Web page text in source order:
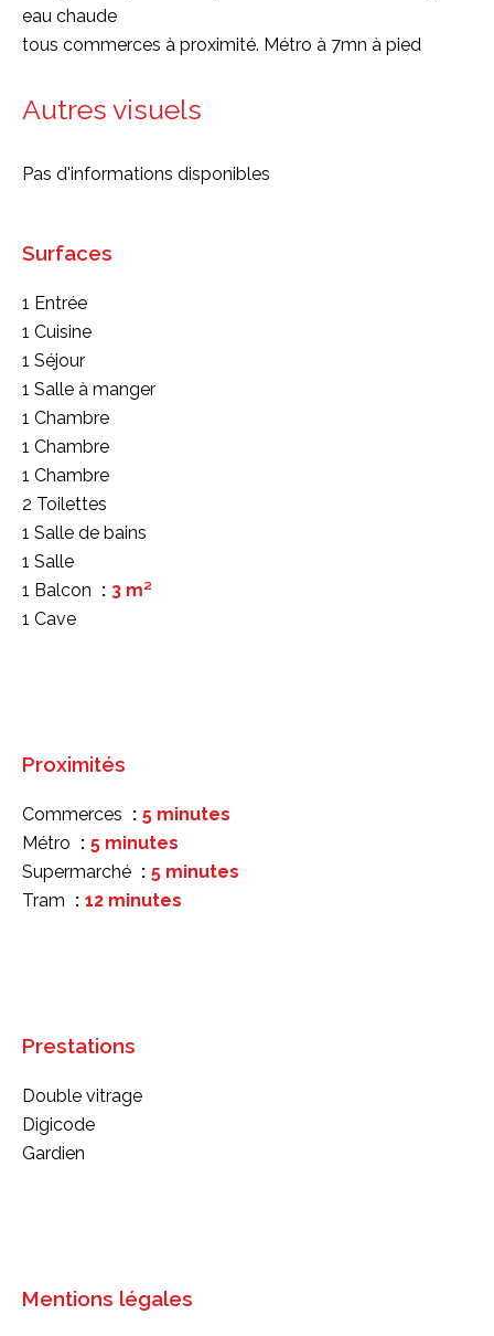
eau chaude
tous commerces à proximité. Métro à 7mn à pied
Autres visuels
Pas d'informations disponibles
Surfaces
1 Entrée
1 Cuisine
1 Séjour
1 Salle à manger
1 Chambre
1 Chambre
1 Chambre
2 Toilettes
1 Salle de bains
1 Salle
1 Balcon
3 m²
1 Cave
Proximités
Commerces
5 minutes
Métro
5 minutes
Supermarché
5 minutes
Tram
12 minutes
Prestations
Double vitrage
Digicode
Gardien
Mentions légales